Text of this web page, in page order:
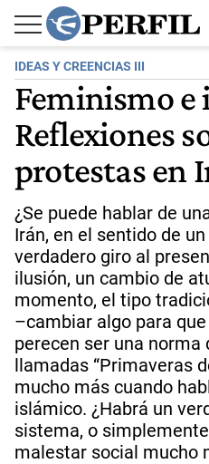
IDEAS Y CREENCIAS III
Feminismo e
Reflexiones
protestas en
¿Se puede hablar de
Irán, en el sentido de
verdadero giro al
ilusión, un cambio de
momento, el tipo
–cambiar algo para
perecen ser una norma
llamadas “Primaveras
mucho más cuando
islámico. ¿Habrá un
sistema, o
malestar social mucho